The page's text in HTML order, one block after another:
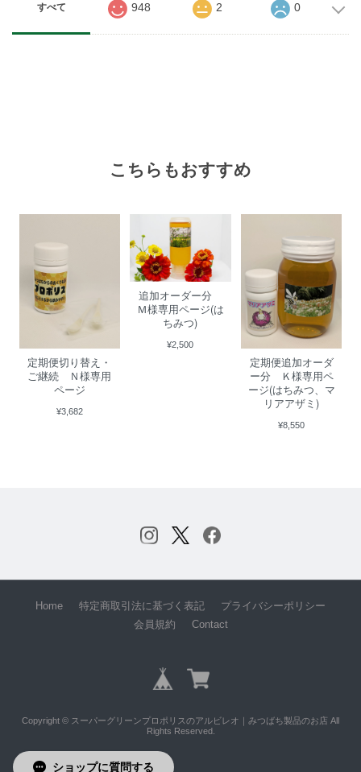
すべて 948 2 0
こちらもおすすめ
定期便切り替え・
ご継続 Ｎ様専用
ページ
¥3,682
追加オーダー分
Ｍ様専用ページ(は
ちみつ)
¥2,500
定期便追加オーダ
ー分 Ｋ様専用ペ
ージ(はちみつ、マ
リアアザミ)
¥8,550
Home 特定商取引法に基づく表記
プライバシーポリシー
会員規約
Contact
Copyright © スーパーグリーンプロポリスのアルビレオ｜みつばち製品のお店 All
Rights Reserved.
ショップに質問する